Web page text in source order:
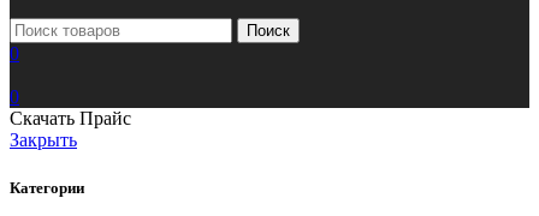
Поиск
0
0
Скачать Прайс
Закрыть
Категории